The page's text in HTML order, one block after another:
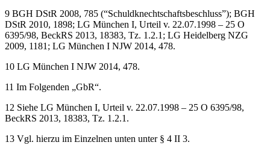
187.
9 BGH DStR 2008, 785 (“Schuldknechtschaftsbeschluss”); BGH
DStR 2010, 1898; LG München I, Urteil v. 22.07.1998 – 25 O
2009, 1181; LG München I NJW 2014, 478.
10 LG München I NJW 2014, 478.
11 Im Folgenden „GbR“.
BeckRS 2013, 18383, Tz. 1.2.1.